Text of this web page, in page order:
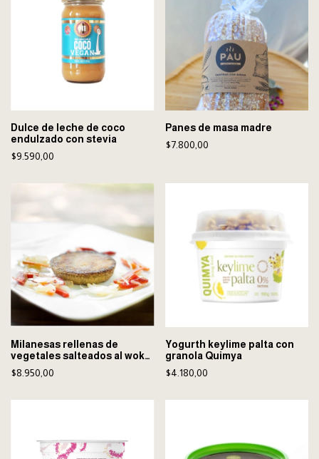
Dulce de leche de coco
endulzado con stevia
$9.590,00
Panes de masa madre
$7.800,00
Milanesas rellenas de
vegetales salteados al wok
Hesai
$8.950,00
Yogurth keylime palta con
granola Quimya
$4.180,00